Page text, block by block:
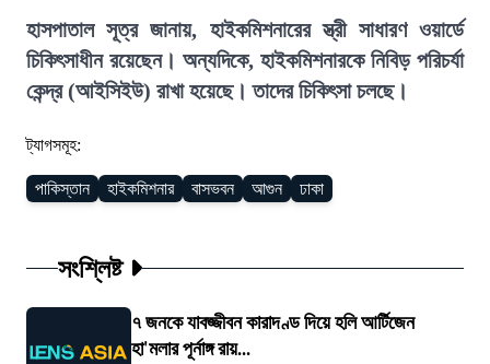
হাসপাতাল সূত্র জানায়, হাইকমিশনারের স্ত্রী সাধারণ ওয়ার্ডে
চিকিৎসাধীন রয়েছেন। অন্যদিকে, হাইকমিশনারকে নিবিড় পরিচর্যা
কেন্দ্র (আইসিইউ) রাখা হয়েছে। তাদের চিকিৎসা চলছে।
ট্যাগসমূহ:
পাকিস্তান হাইকমিশনার বাসভবন আগুন ঢাকা
সংশ্লিষ্ট
৭ জনকে যাবজ্জীবন কারাদণ্ড দিয়ে হলি আর্টিজেন
হা'মলার পূর্নাঙ্গ রায়...